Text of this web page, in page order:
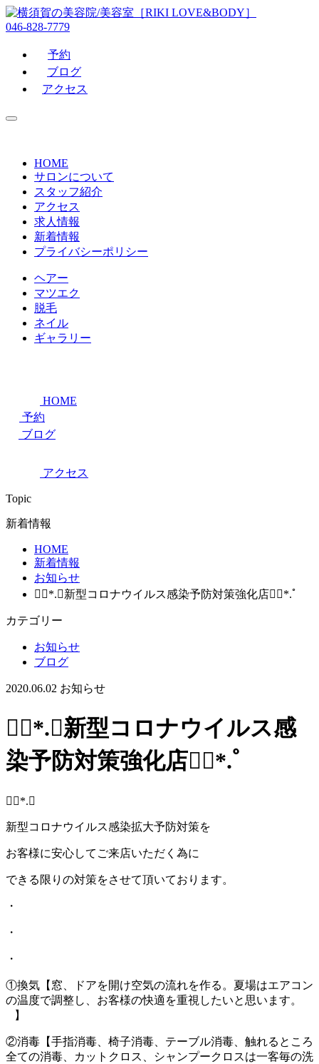
046-828-7779
予約
ブログ
アクセス
HOME
サロンについて
スタッフ紹介
アクセス
求人情報
新着情報
プライバシーポリシー
ヘアー
マツエク
脱毛
ネイル
ギャラリー
HOME
予約
ブログ
アクセス
Topic
新着情報
HOME
新着情報
お知らせ
❁⃘*.ﾟ新型コロナウイルス感染予防対策強化店❁⃘*.ﾟ
カテゴリー
お知らせ
ブログ
2020.06.02 お知らせ
❁⃘*.ﾟ新型コロナウイルス感
染予防対策強化店❁⃘*.ﾟ
❁⃘*.ﾟ
新型コロナウイルス感染拡大予防対策を
お客様に安心してご来店いただく為に
できる限りの対策をさせて頂いております。
・
・
・
①換気【窓、ドアを開け空気の流れを作る。夏場はエアコン
の温度で調整し、お客様の快適を重視したいと思います。
⠀】
②消毒【手指消毒、椅子消毒、テーブル消毒、触れるところ
全ての消毒、カットクロス、シャンプークロスは一客毎の洗